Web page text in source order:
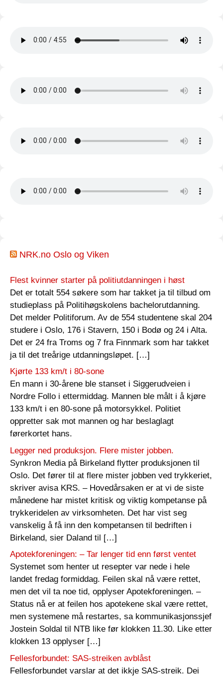
NRK.no Oslo og Viken
Flest kvinner starter på politiutdanningen i høst
Det er totalt 554 søkere som har takket ja til tilbud om
studieplass på Politihøgskolens bachelorutdanning.
Det melder Politiforum. Av de 554 studentene skal 204
studere i Oslo, 176 i Stavern, 150 i Bodø og 24 i Alta.
Det er 24 fra Troms og 7 fra Finnmark som har takket
ja til det treårige utdanningsløpet. […]
Kjørte 133 km/t i 80-sone
En mann i 30-årene ble stanset i Siggerudveien i
Nordre Follo i ettermiddag. Mannen ble målt i å kjøre
133 km/t i en 80-sone på motorsykkel. Politiet
oppretter sak mot mannen og har beslaglagt
førerkortet hans.
Legger ned produksjon. Flere mister jobben.
Synkron Media på Birkeland flytter produksjonen til
Oslo. Det fører til at flere mister jobben ved trykkeriet,
skriver avisa KRS. – Hovedårsaken er at vi de siste
månedene har mistet kritisk og viktig kompetanse på
trykkeridelen av virksomheten. Det har vist seg
vanskelig å få inn den kompetansen til bedriften i
Birkeland, sier Daland til […]
Apotekforeningen: – Tar lenger tid enn først ventet
Systemet som henter ut resepter var nede i hele
landet fredag formiddag. Feilen skal nå være rettet,
men det vil ta noe tid, opplyser Apotekforeningen. –
Status nå er at feilen hos apotekene skal være rettet,
men systemene må restartes, sa kommunikasjonssjef
Jostein Soldal til NTB like før klokken 11.30. Like etter
klokken 13 opplyser […]
Fellesforbundet: SAS-streiken avblåst
Fellesforbundet varslar at det ikkje SAS-streik. Dei